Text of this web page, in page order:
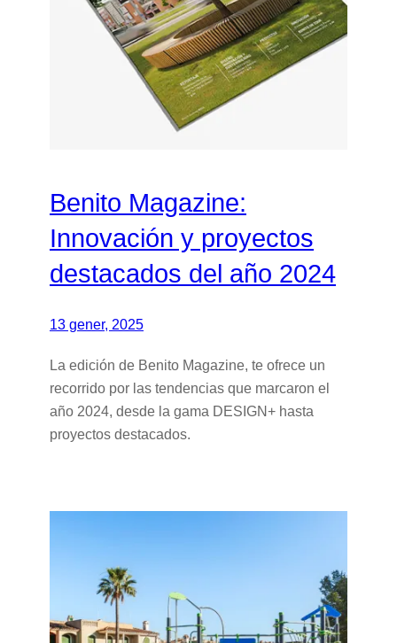
Benito Magazine:
Innovación y proyectos
destacados del año 2024
13 gener, 2025
La edición de Benito Magazine, te ofrece un
recorrido por las tendencias que marcaron el
año 2024, desde la gama DESIGN+ hasta
proyectos destacados.